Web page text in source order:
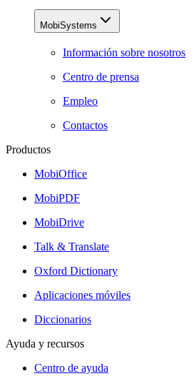
MobiSystems
Información sobre nosotros
Centro de prensa
Empleo
Contactos
Productos
MobiOffice
MobiPDF
MobiDrive
Talk & Translate
Oxford Dictionary
Aplicaciones móviles
Diccionarios
Ayuda y recursos
Centro de ayuda